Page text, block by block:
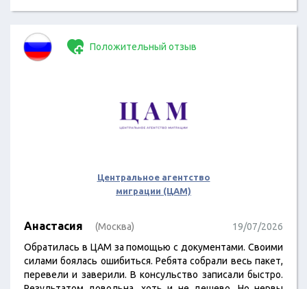
Положительный отзыв
Центральное агентство
миграции (ЦАМ)
Анастасия (Москва)
19/07/2026
Обратилась в ЦАМ за помощью с документами. Своими
силами боялась ошибиться. Ребята собрали весь пакет,
перевели и заверили. В консульство записали быстро.